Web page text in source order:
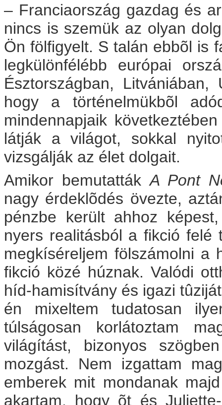
– Franciaország gazdag és
nincs is szemük az olyan
Ön fölfigyelt. S talán ebbõl is
legkülönfélébb európai
Észtországban,
hogy a történelmükbõl
mindennapjaik
látják a világot, sokkal
vizsgálják az élet dolgait.
Amikor bemutattákA Pont
nagy érdeklõdés övezte,
pénzbe került ahhoz
nyers realitásból a fikció
megkíséreljem fölszámolni a
fikció közé húznak. Valódi
híd-hamisítvány és igazi
én mixeltem tudatosan
túlságosan korlátoztam
világítást, bizonyos
mozgást. Nem izgattam
emberek mit mondanak
akartam, hogy õt és